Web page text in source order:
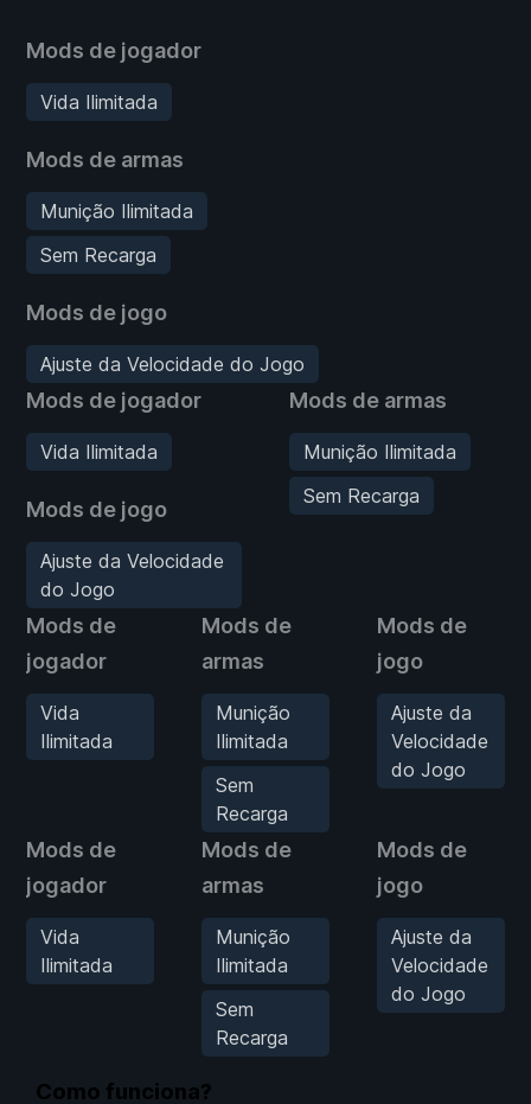
Mods de jogador
Vida Ilimitada
Mods de armas
Munição Ilimitada
Sem Recarga
Mods de jogo
Ajuste da Velocidade do Jogo
Mods de jogador
Vida Ilimitada
Mods de jogo
Ajuste da Velocidade
do Jogo
Mods de armas
Munição Ilimitada
Sem Recarga
Mods de
jogador
Vida
Ilimitada
Mods de
armas
Munição
Ilimitada
Sem
Recarga
Mods de
jogo
Ajuste da
Velocidade
do Jogo
Mods de
jogador
Vida
Ilimitada
Mods de
armas
Munição
Ilimitada
Sem
Recarga
Mods de
jogo
Ajuste da
Velocidade
do Jogo
Como funciona?